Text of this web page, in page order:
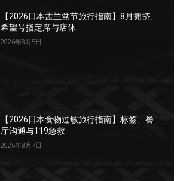
【2026日本盂兰盆节旅行指南】8月拥挤、
希望号指定席与店休
2026年8月5日
【2026日本食物过敏旅行指南】标签、餐
厅沟通与119急救
2026年8月7日